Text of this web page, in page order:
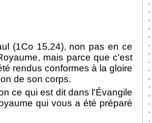
(1Co 15,24), non pas en ce
mais parce que c'est
rendus conformes à la gloire
de son corps.
ce qui est dit dans l'Évangile
qui vous a été préparé